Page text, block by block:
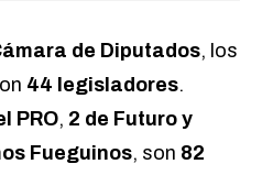
de Diputados, los
44 legisladores.
PRO, 2 de Futuro y
Fueguinos, son 82